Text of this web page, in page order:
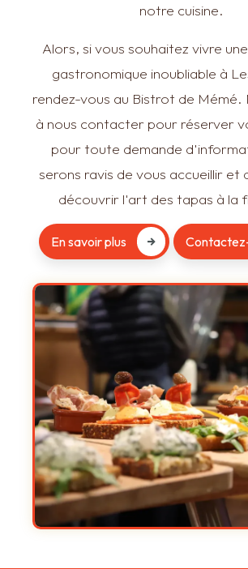
notre cuisine.
Alors, si vous souhaitez vivre
gastronomique inoubliable à
rendez-vous au Bistrot de Mémé.
à nous contacter pour réserver
pour toute demande
serons ravis de vous accueillir et
découvrir l'art des tapas à la
En savoir plus